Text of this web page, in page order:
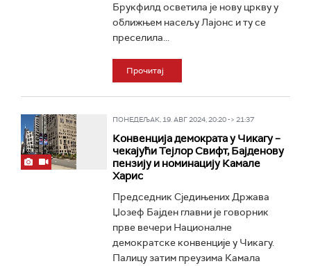
Брукфилд осветила је нову цркву у
оближњем насељу Лајонс и ту се
преселила...
Прочитај
ПОНЕДЕЉАК, 19. АВГ 2024, 20:20 -> 21:37
Конвенција демократа у Чикагу –
чекајући Тејлор Свифт, Бајденову
пензију и номинацију Камале
Харис
Председник Сједињених Држава
Џозеф Бајден главни је говорник
прве вечери Националне
демократске конвенције у Чикагу.
Палицу затим преузима Камала